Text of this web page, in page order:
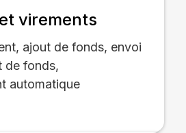
virements
ajout de fonds, envoi
de fonds,
automatique